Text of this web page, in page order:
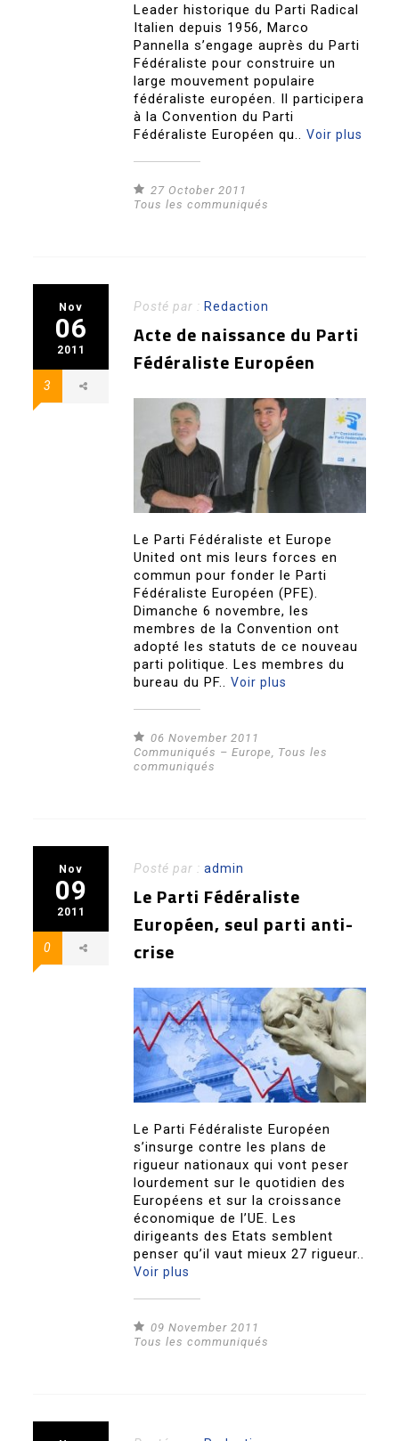
Leader historique du Parti Radical
Italien depuis 1956, Marco
Pannella s’engage auprès du Parti
Fédéraliste pour construire un
large mouvement populaire
fédéraliste européen. Il participera
à la Convention du Parti
Fédéraliste Européen qu..Voir plus
27 October 2011
Tous les communiqués
Nov
06
2011
3
Posté par : Redaction
Acte de naissance du Parti
Fédéraliste Européen
Le Parti Fédéraliste et Europe
United ont mis leurs forces en
commun pour fonder le Parti
Fédéraliste Européen (PFE).
Dimanche 6 novembre, les
membres de la Convention ont
adopté les statuts de ce nouveau
parti politique. Les membres du
bureau du PF..Voir plus
06 November 2011
Communiqués – Europe
Tous les
communiqués
Nov
09
2011
0
Posté par :admin
Le Parti Fédéraliste
Européen, seul parti anti-
crise
Le Parti Fédéraliste Européen
s’insurge contre les plans de
rigueur nationaux qui vont peser
lourdement sur le quotidien des
Européens et sur la croissance
économique de l’UE. Les
dirigeants des Etats semblent
penser qu’il vaut mieux 27 rigueur..
Voir plus
09 November 2011
Tous les communiqués